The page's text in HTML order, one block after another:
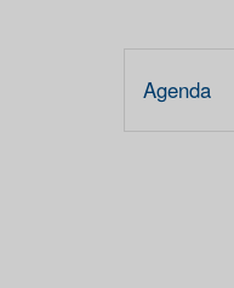
Agenda